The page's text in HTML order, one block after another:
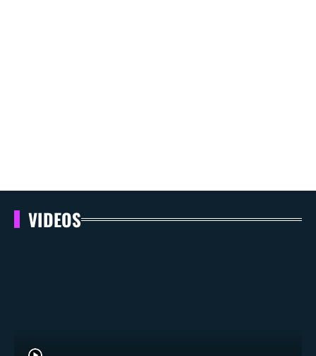
VIDEOS